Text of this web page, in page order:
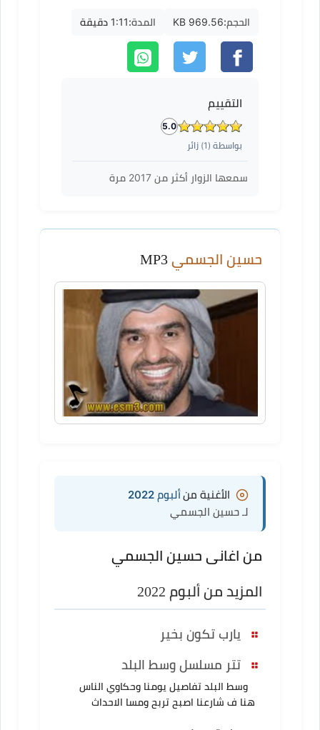
mp3
الحجم:969.56 KB المدة:1:11 دقيقة
التقييم
5.0
بواسطة ( 1) زائر
سمعها الزوار أكثر من 2017 مرة
حسين الجسمي
الأغنية منألبوم 2022
لـ حسين الجسمي
من اغانى حسين الجسمي
المزيد من ألبوم 2022
يارب تكون بخير
تتر مسلسل وسط البلد
وسط البلد تفاصيل يومنا وحكاوي الناس
هنا ف شارعنا اصبح تربح ومسا الاحداث